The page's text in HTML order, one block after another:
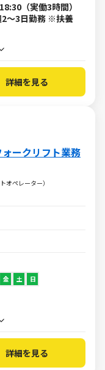
（実働3時間）
～3日勤務 ※扶養
詳細を見る
ークリフト業務
オペレーター）
金 土 日
詳細を見る